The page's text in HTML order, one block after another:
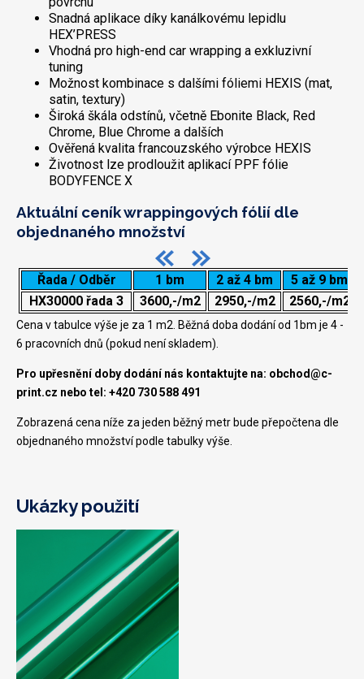
Snadná aplikace díky kanálkovému lepidlu
HEX’PRESS
Vhodná pro high-end car wrapping a exkluzivní
tuning
Možnost kombinace s dalšími fóliemi HEXIS (mat,
satin, textury)
Široká škála odstínů, včetně Ebonite Black, Red
Chrome, Blue Chrome a dalších
Ověřená kvalita francouzského výrobce HEXIS
Životnost lze prodloužit aplikací PPF fólie
BODYFENCE X
Aktuální ceník wrappingových fólií dle
objednaného množství
Řada / Odběr 1 bm 2 až 4 bm
5 až 9 bm
HX30000 řada 3
3600,-/m2 2950,-/m2 2560,-/m2
Cena v tabulce výše je za 1 m2. Běžná doba dodání od 1bm je 4 -
6 pracovních dnů (pokud není skladem).
Pro upřesnění doby dodání nás kontaktujte na: obchod@c-
print.cz nebo tel: +420 730 588 491
Zobrazená cena níže za jeden běžný metr bude přepočtena dle
objednaného množství podle tabulky výše.
Ukázky použití